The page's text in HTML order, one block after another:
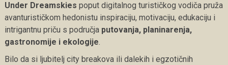
Under Dreamskies poput digitalnog turističkog vodiča pruža
avanturističkom hedonistu inspiraciju, motivaciju, edukaciju i
intrigantnu priču s područja putovanja, planinarenja,
gastronomije i ekologije.
Bilo da si ljubitelj city breakova ili dalekih i egzotičnih